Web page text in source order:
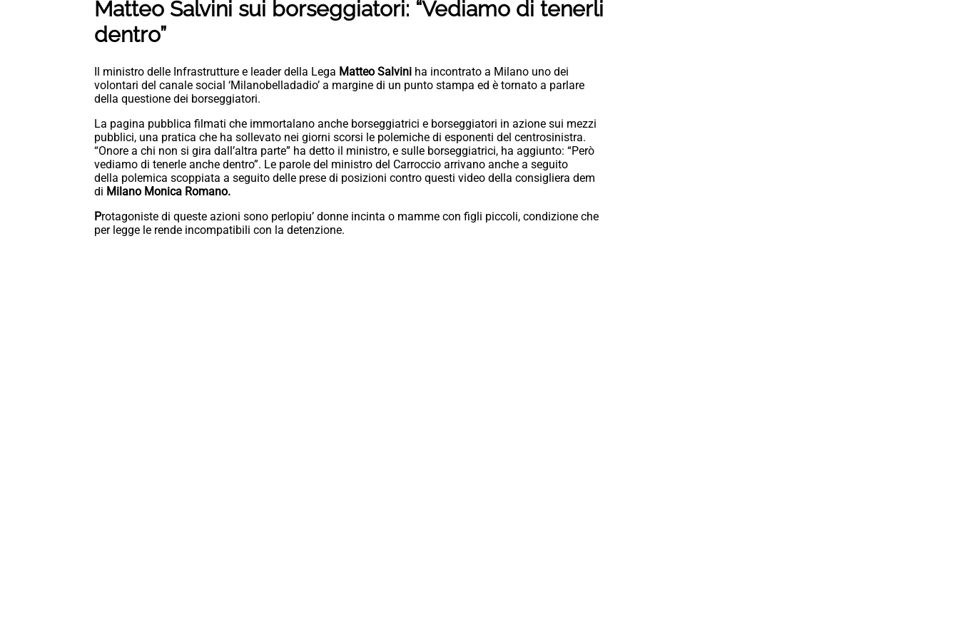
Matteo Salvini sui borseggiatori: “Vediamo di tenerli
dentro”
Il ministro delle Infrastrutture e leader della Lega Matteo Salvini ha incontrato a Milano uno dei
volontari del canale social ‘Milanobelladadio’ a margine di un punto stampa ed è tornato a parlare
della questione dei borseggiatori.
La pagina pubblica filmati che immortalano anche borseggiatrici e borseggiatori in azione sui mezzi
pubblici, una pratica che ha sollevato nei giorni scorsi le polemiche di esponenti del centrosinistra.
“Onore a chi non si gira dall’altra parte” ha detto il ministro, e sulle borseggiatrici, ha aggiunto: “Però
vediamo di tenerle anche dentro”. Le parole del ministro del Carroccio arrivano anche a seguito
della polemica scoppiata a seguito delle prese di posizioni contro questi video della consigliera dem
di Milano Monica Romano.
Protagoniste di queste azioni sono perlopiu’ donne incinta o mamme con figli piccoli, condizione che
per legge le rende incompatibili con la detenzione.